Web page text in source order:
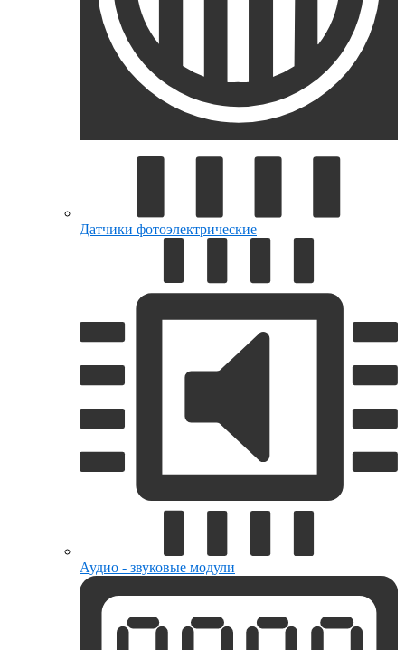
Датчики фотоэлектрические
Аудио - звуковые модули